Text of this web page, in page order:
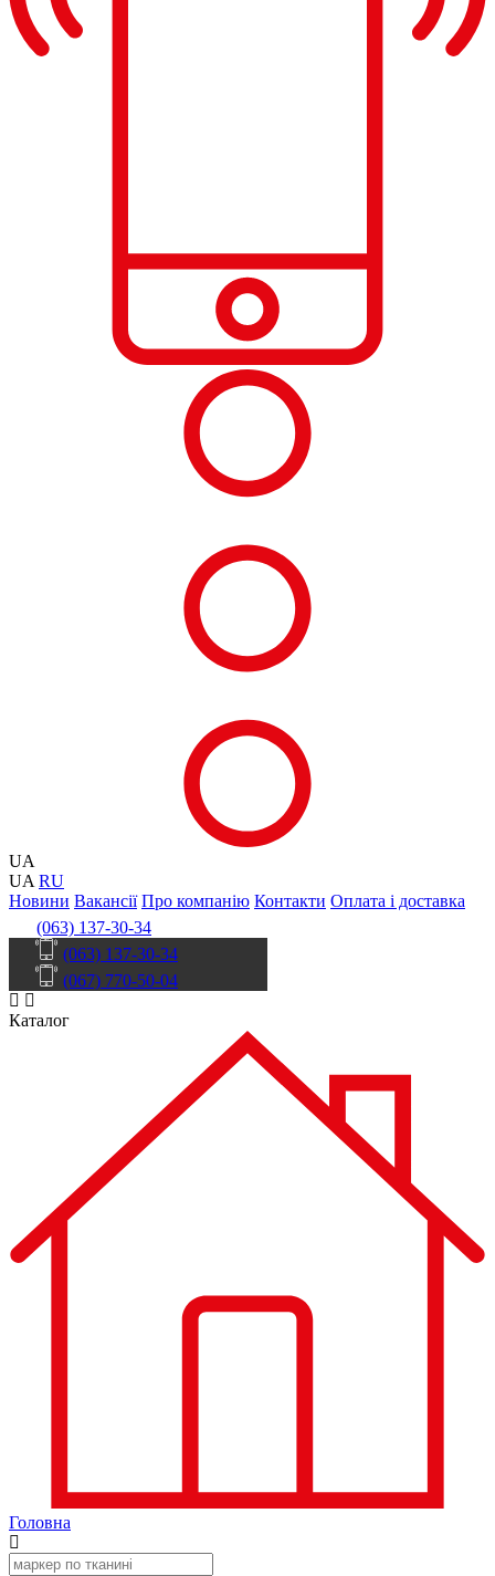
UA
UA RU
Новини Вакансії Про компанію Контакти Оплата і доставка
(063) 137-30-34
(063) 137-30-34
(067) 770-50-04
Каталог
Головна